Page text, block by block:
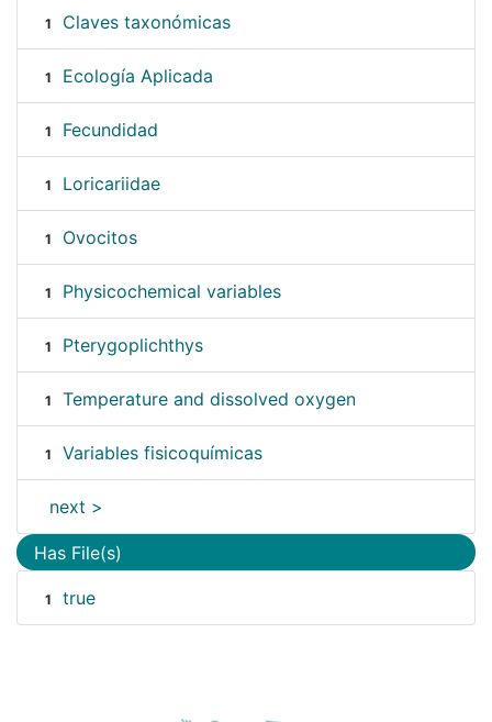
1 Claves taxonómicas
1 Ecología Aplicada
1 Fecundidad
1 Loricariidae
1 Ovocitos
1 Physicochemical variables
1 Pterygoplichthys
1 Temperature and dissolved oxygen
1 Variables fisicoquímicas
next >
Has File(s)
1 true